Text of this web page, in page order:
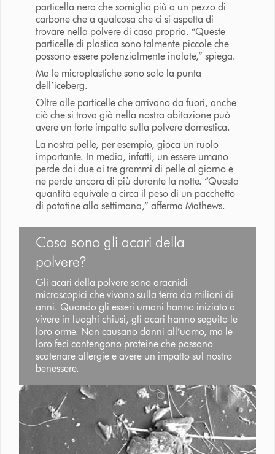
particella nera che somiglia più a un pezzo di
carbone che a qualcosa che ci si aspetta di
trovare nella polvere di casa propria. “Queste
particelle di plastica sono talmente piccole che
possono essere potenzialmente inalate,” spiega.
Ma le microplastiche sono solo la punta
dell’iceberg.
Oltre alle particelle che arrivano da fuori, anche
ciò che si trova già nella nostra abitazione può
avere un forte impatto sulla polvere domestica.
La nostra pelle, per esempio, gioca un ruolo
importante. In media, infatti, un essere umano
perde dai due ai tre grammi di pelle al giorno e
ne perde ancora di più durante la notte. “Questa
quantità equivale a circa il peso di un pacchetto
di patatine alla settimana,” afferma Mathews.
Cosa sono gli acari della
polvere?
Gli acari della polvere sono aracnidi
microscopici che vivono sulla terra da milioni di
anni. Quando gli esseri umani hanno iniziato a
vivere in luoghi chiusi, gli acari hanno seguito le
loro orme. Non causano danni all’uomo, ma le
loro feci contengono proteine che possono
scatenare allergie e avere un impatto sul nostro
benessere.